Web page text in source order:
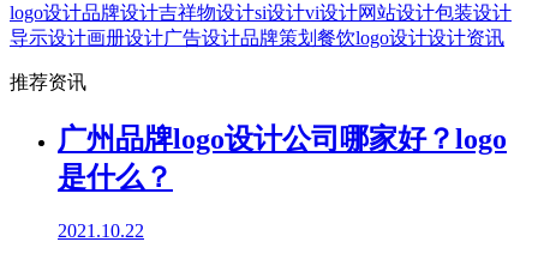
logo设计品牌设计吉祥物设计si设计vi设计网站设计包装设计
导示设计画册设计广告设计品牌策划 餐饮logo设计设计资讯
推荐资讯
广州品牌logo设计公司哪家好？logo
是什么？
2021.10.22